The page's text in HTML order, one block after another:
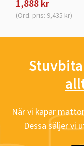
1,888 kr
(Ord. pris: 9,435 kr)
När vi kapar
Dessa säljer vi